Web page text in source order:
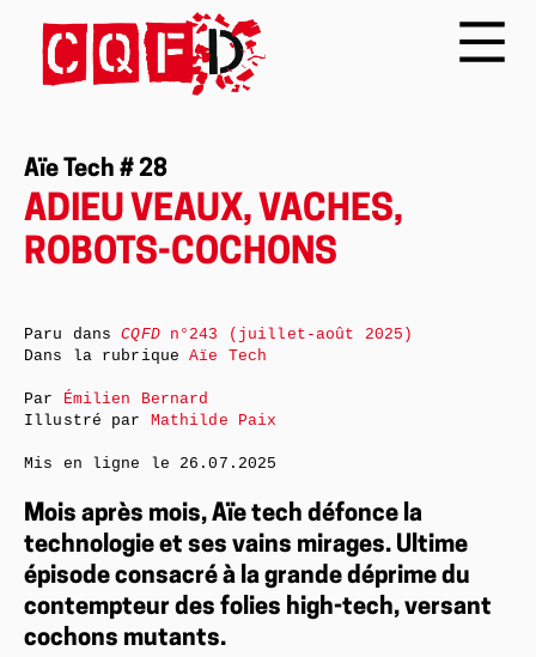
Aïe Tech # 28
ADIEU VEAUX, VACHES,
ROBOTS-COCHONS
Mois après mois, Aïe tech défonce la
technologie et ses vains mirages. Ultime
épisode consacré à la grande déprime du
contempteur des folies high-tech, versant
cochons mutants.
Paru dansCQFDn°243 (juillet-août 2025)
Dans la rubriqueAïe Tech
Par Émilien Bernard
Illustré par Mathilde Paix
Mis en ligne le 26.07.2025